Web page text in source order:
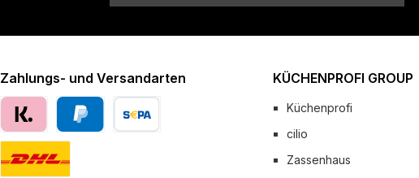
Zahlungs- und Versandarten
PayPal
Klarna
KÜCHENPROFI GROUP
Küchenprofi
cilio
Zassenhaus